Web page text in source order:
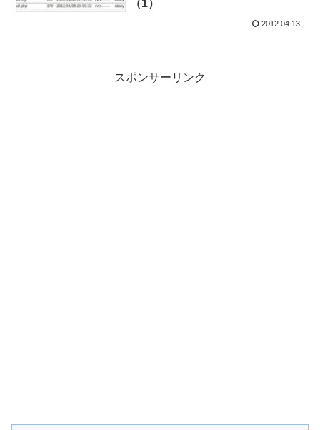
（1）
2012.04.13
スポンサーリンク